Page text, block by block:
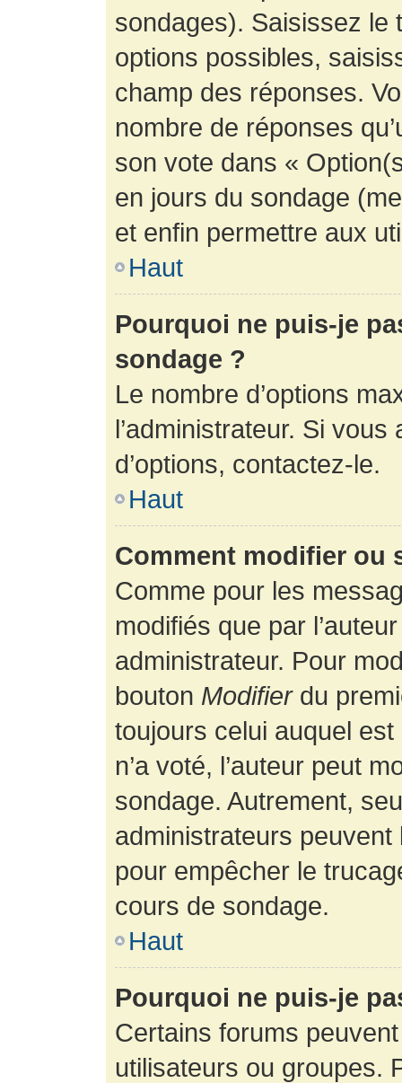
sondages). Saisissez le
options possibles,
champ des réponses.
nombre de réponses
son vote dans «
en jours du sondage
et enfin permettre aux
Haut
Pourquoi ne puis-je
sondage ?
Le nombre d’options
l’administrateur. Si
d’options, contactez-le.
Haut
Comment modifier ou
Comme pour les
modifiés que par
administrateur. Pour
bouton Modifierdu
toujours celui auquel
n’a voté, l’auteur peut
sondage. Autrement,
administrateurs
pour empêcher le
cours de sondage.
Haut
Pourquoi ne puis-je
Certains forums
utilisateurs ou groupes.